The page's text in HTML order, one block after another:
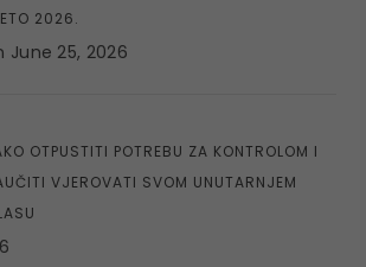
2026.
June 25, 2026
OTPUSTITI POTREBU ZA KONTROLOM I
VJEROVATI SVOM UNUTARNJEM